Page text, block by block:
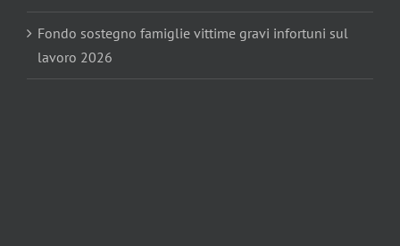
Fondo sostegno famiglie vittime gravi infortuni sul
lavoro 2026